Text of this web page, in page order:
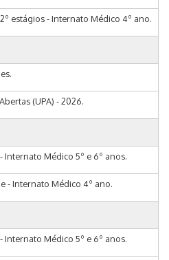
2º estágios - Internato Médico 4º ano.
(UPA) - 2026.
Internato Médico 5º e 6º anos.
- Internato Médico 4º ano.
Internato Médico 5º e 6º anos.